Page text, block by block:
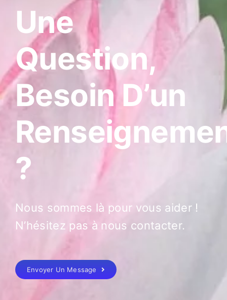
Une
Question,
Besoin D’un
?
Nous sommes là pour vous aider !
N’hésitez pas à nous contacter.
Envoyer Un Message